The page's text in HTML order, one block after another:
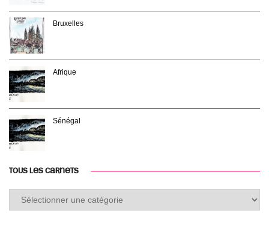
Bruxelles
Afrique
Sénégal
TOUS LES CARNETS